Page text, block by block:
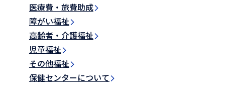
医療費・旅費助成
障がい福祉
高齢者・介護福祉
児童福祉
その他福祉
保健センターについて